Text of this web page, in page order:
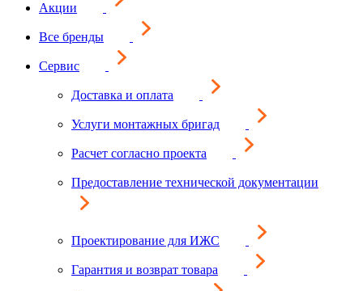
Акции
Все бренды
Сервис
Доставка и оплата
Услуги монтажных бригад
Расчет согласно проекта
Предоставление технической документации
Проектирование для ИЖС
Гарантия и возврат товара